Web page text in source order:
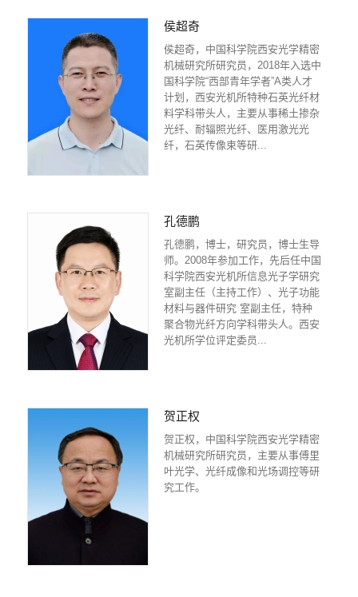
侯超奇
侯超奇，中国科学院西安光学精密
机械研究所研究员，2018年入选中
国科学院“西部青年学者”A类人才
计划，西安光机所特种石英光纤材
料学科带头人，主要从事稀土掺杂
光纤、耐辐照光纤、医用激光光
纤，石英传像束等研...
孔德鹏
孔德鹏，博士，研究员，博士生导
师。2008年参加工作，先后任中国
科学院西安光机所信息光子学研究
室副主任（主持工作）、光子功能
材料与器件研究 室副主任，特种
聚合物光纤方向学科带头人。西安
光机所学位评定委员...
贺正权
贺正权，中国科学院西安光学精密
机械研究所研究员，主要从事傅里
叶光学、光纤成像和光场调控等研
究工作。